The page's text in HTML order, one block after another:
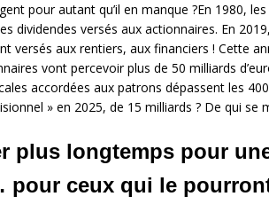
pour autant qu’il en manque ?En 1980,
dividendes versés aux actionnaires. En
versés aux rentiers, aux financiers ! Cette
vont percevoir plus de 50 milliards
accordées aux patrons dépassent les
» en 2025, de 15 milliards ? De qui se
plus longtemps pour
pour ceux qui le